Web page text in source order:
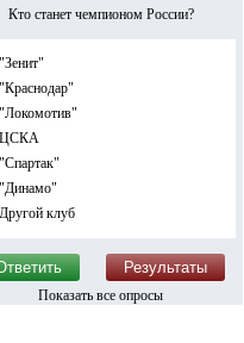
Кто станет чемпионом России?
"Зенит"
"Краснодар"
"Локомотив"
ЦСКА
"Спартак"
"Динамо"
Другой клуб
Показать все опросы